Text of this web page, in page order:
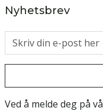
Nyhetsbrev
Ved å melde deg på